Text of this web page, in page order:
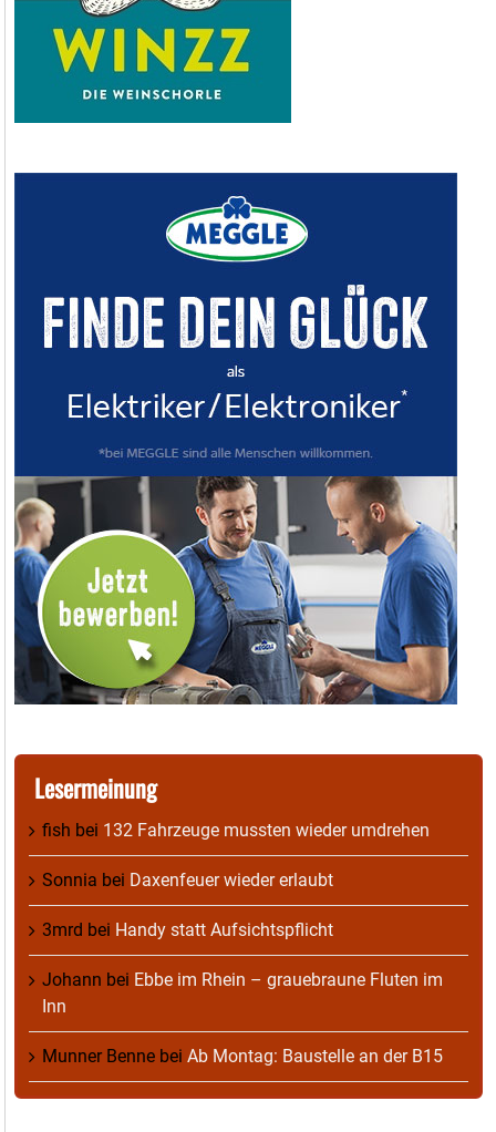
Lesermeinung
fish bei 132 Fahrzeuge mussten wieder umdrehen
Sonnia bei Daxenfeuer wieder erlaubt
3mrd bei Handy statt Aufsichtspflicht
Johann bei Ebbe im Rhein – grauebraune Fluten im
Inn
Munner Benne bei Ab Montag: Baustelle an der B15